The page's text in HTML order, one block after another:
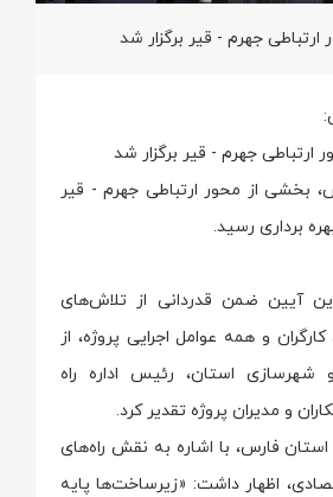
ارتباطی جهرم - قیر برگزار شد
ارتباطی جهرم - قیر برگزار شد
بخشی از محور ارتباطی جهرم - قیر
آیین ضمن قدردانی از تلاش‌های
و همه عوامل اجرایی پروژه، از
و شهرسازی استان، رئیس اداره راه
و مدیران پروژه تقدیر کرد.
استان فارس، با اشاره به نقش راه‌های
اظهار داشت: «زیرساخت‌ها پایه